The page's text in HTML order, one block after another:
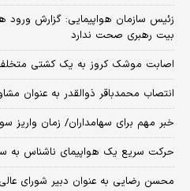
بیت رهبری صحت ندارد
اصابت موشک کروز به یک کشتی متخلف
انتصاب محمدباقر ذوالقدر به عنوان
خبر مهم برای سهامداران/ زمان
حرکت سریع یک هواپیمای ناشناس به
محسن رضایی به عنوان دبیر شورای